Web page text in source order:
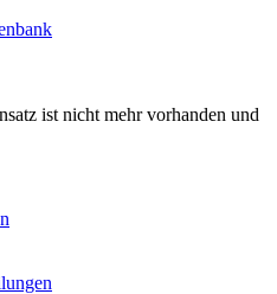
ist nicht mehr vorhanden und